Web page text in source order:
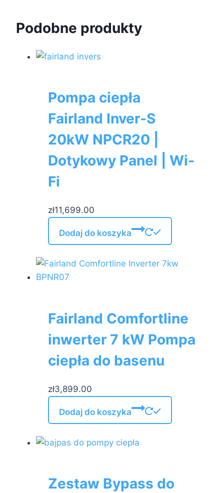
Podobne produkty
Pompa ciepła
Fairland Inver-S
20kW NPCR20 |
Dotykowy Panel | Wi-
Fi
zł11,699.00
Dodaj do koszyka
Fairland Comfortline
inwerter 7 kW Pompa
ciepła do basenu
zł3,899.00
Dodaj do koszyka
Zestaw Bypass do